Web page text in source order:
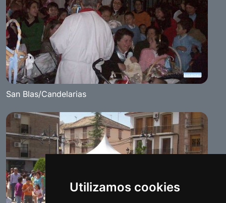
Utilizamos cookies
San Blas/Candelarias